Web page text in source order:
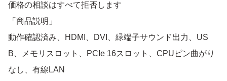
価格の相談はすべて拒否します
「商品説明」
動作確認済み、HDMI、DVI、緑端子サウンド出力、US
B、メモリスロット、PCIe 16スロット、CPUピン曲がり
なし、有線LAN